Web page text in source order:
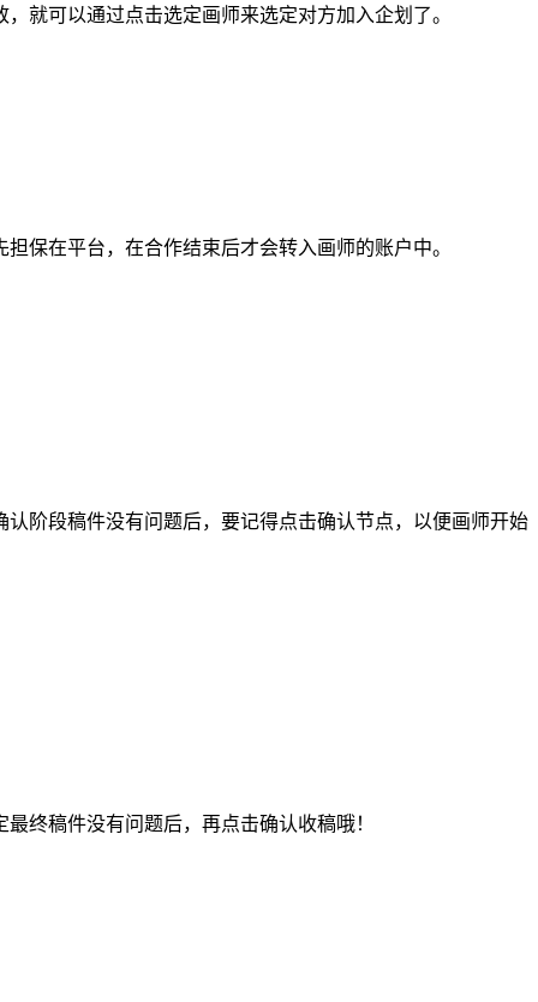
可以通过点击选定画师来选定对方加入企划了。
在平台，在合作结束后才会转入画师的账户中。
阶段稿件没有问题后，要记得点击确认节点，以便画师开始
稿件没有问题后，再点击确认收稿哦！